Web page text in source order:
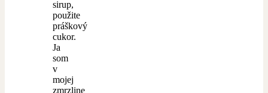
sirup,
použite
práškový
cukor.
Ja
som
v
mojej
zmrzline